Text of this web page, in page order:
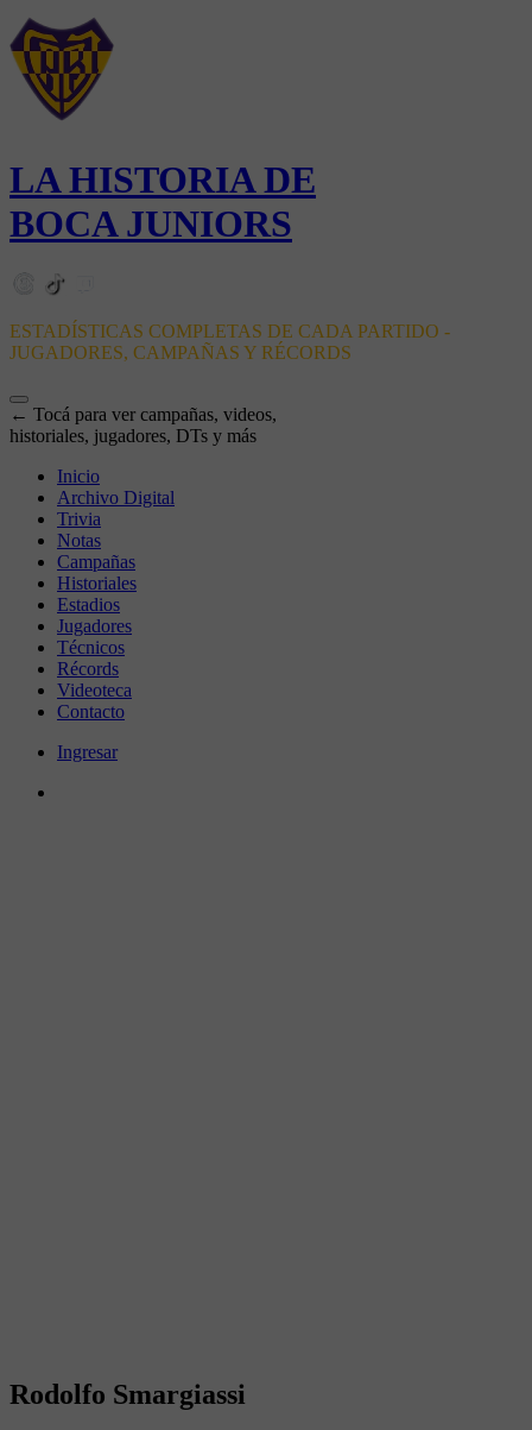
LA HISTORIA DE
BOCA JUNIORS
ESTADÍSTICAS COMPLETAS DE CADA PARTIDO -
JUGADORES, CAMPAÑAS Y RÉCORDS
← Tocá para ver campañas, videos,
historiales, jugadores, DTs y más
Inicio
Archivo Digital
Trivia
Notas
Campañas
Historiales
Estadios
Jugadores
Técnicos
Récords
Videoteca
Contacto
Ingresar
Rodolfo Smargiassi